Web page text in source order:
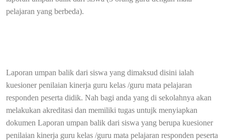
pelajaran yang berbeda).
Laporan umpan balik dari siswa yang dimaksud disini ialah
kuesioner penilaian kinerja guru kelas /guru mata pelajaran
responden peserta didik. Nah bagi anda yang di sekolahnya akan
melakukan akreditasi dan memiliki tugas untujk menyiapkan
dokumen Laporan umpan balik dari siswa yang berupa kuesioner
penilaian kinerja guru kelas /guru mata pelajaran responden peserta